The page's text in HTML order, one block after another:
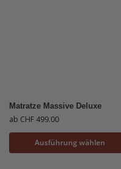
Matratze Massive Deluxe
ab CHF 499.00
Ausführung wählen